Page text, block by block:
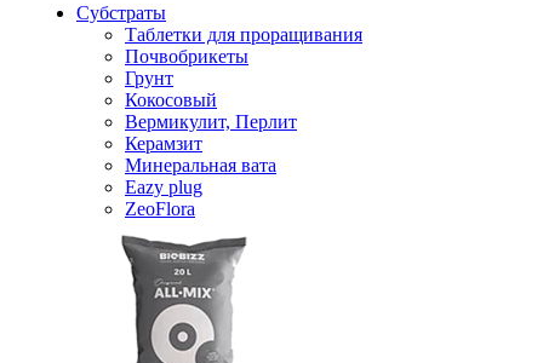
Субстраты
Таблетки для проращивания
Почвобрикеты
Грунт
Кокосовый
Вермикулит, Перлит
Керамзит
Минеральная вата
Eazy plug
ZeoFlora